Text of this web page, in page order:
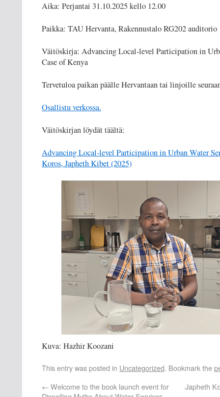
Aika: Perjantai 31.10.2025 kello 12.00
Paikka: TAU Hervanta, Rakennustalo RG202 auditorio
Väitöskirja: Advancing Local-level Participation in
Case of Kenya
Tervetuloa paikan päälle Hervantaan tai linjoille
Osallistu verkossa.
Väitöskirjan löydät täältä:
Advancing Local-level Participation in Urban Water
Koros, Japheth Kibet (2025)
Kuva: Hazhir Koozani
This entry was posted in Uncategorized. Bookmark the
← Welcome to the book launch event for
Japheth